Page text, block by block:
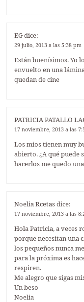
EGdice:
29 julio, 2013 a las 5:38 pm
Están buenísimos. Yo
envuelto en una
quedan de cine
PATRICIA PATALLO
17 noviembre, 2013 a las
Los mios tienen muy
abierto. ¿A qué puede
hacerlos me quedo
Noelia Rcetasdice:
17 noviembre, 2013 a las
Hola Patricia, a veces
porque necesitan una
los pequeños nunca
para la próxima es
respiren.
Me alegro que sigas
Un beso
Noelia